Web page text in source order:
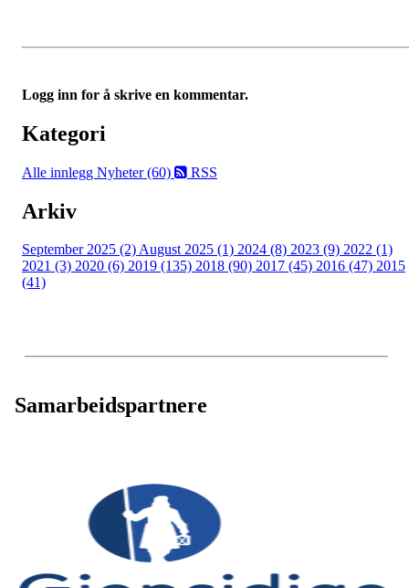
Logg inn for å skrive en kommentar.
Kategori
Alle innlegg Nyheter (60) RSS
Arkiv
September 2025 (2)August 2025 (1) 2024 (8) 2023 (9) 2022 (1)
2021 (3) 2020 (6) 2019 (135) 2018 (90) 2017 (45) 2016 (47) 2015
(41)
Samarbeidspartnere